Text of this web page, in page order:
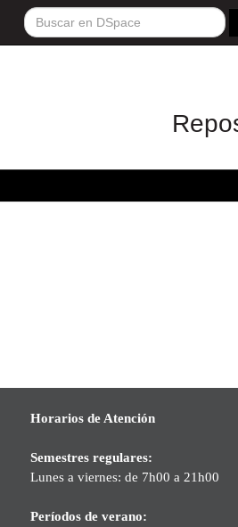
Horarios de Atención
Semestres regulares:
Lunes a viernes: de 7h00 a 21h00
Períodos de verano: